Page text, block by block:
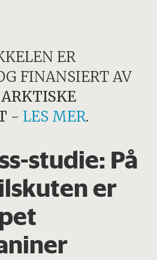
ER
FINANSIERT AV
- LES MER.
studie: På
er